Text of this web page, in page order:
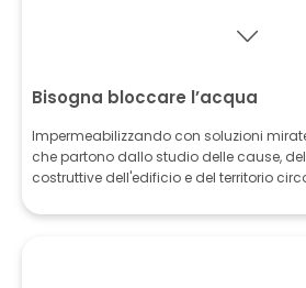
Bisogna bloccare l’acqua
Impermeabilizzando con soluzioni
che partono dallo studio delle cause,
costruttive dell'edificio e del territorio